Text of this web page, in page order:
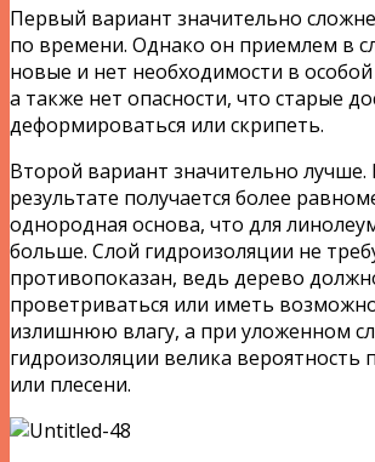
Первый вариант значительно
по времени. Однако он приемлем в
новые и нет необходимости в
а также нет опасности, что старые
деформироваться или скрипеть.
Второй вариант значительно лучше.
результате получается более
однородная основа, что для
больше. Слой гидроизоляции не
противопоказан, ведь дерево
проветриваться или иметь
излишнюю влагу, а при уложенном
гидроизоляции велика вероятность
или плесени.